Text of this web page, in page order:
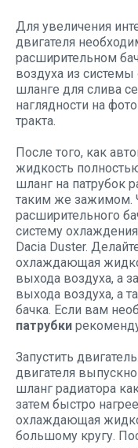
Для увеличения
двигателя
расширительном
воздуха из системы
шланге для слива
наглядности на
тракта.
После того, как
жидкость
шланг на патрубок
таким же зажимом.
расширительного
систему
Dacia Duster.
охлаждающая
выхода воздуха, а
выхода воздуха, а
бачка. Если вам
патрубки
Запустить
двигателя
шланг радиатора
затем быстро
охлаждающая
большому кругу.